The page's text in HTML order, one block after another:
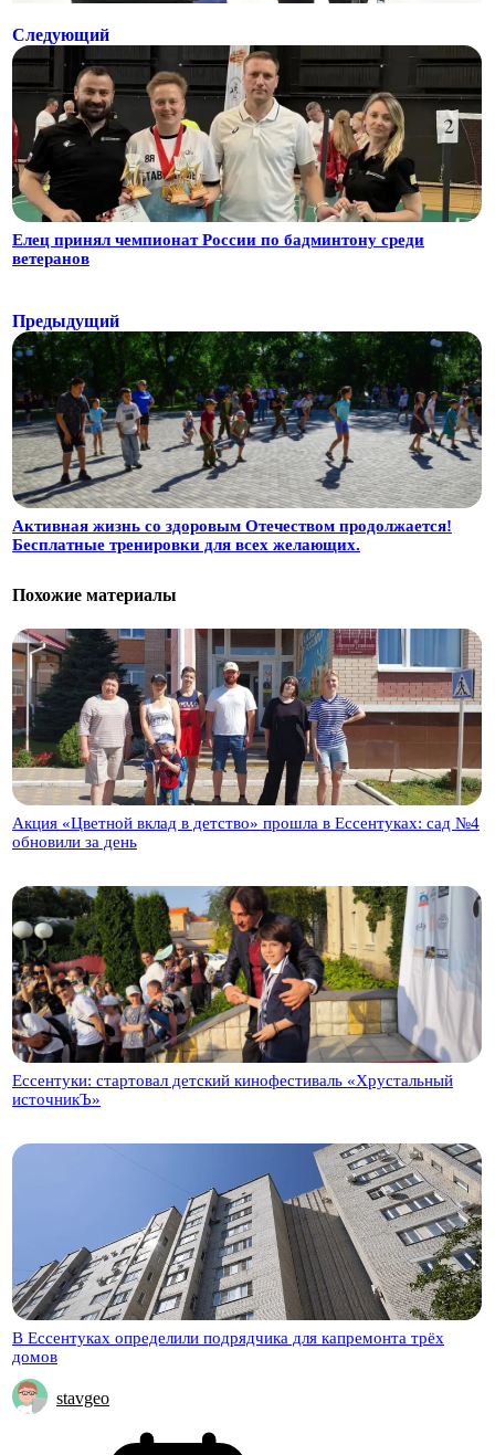
Следующий
Елец принял чемпионат России по бадминтону среди
ветеранов
Предыдущий
Активная жизнь со здоровым Отечеством продолжается!
Бесплатные тренировки для всех желающих.
Похожие материалы
Акция «Цветной вклад в детство» прошла в Ессентуках: сад №4
обновили за день
Ессентуки: стартовал детский кинофестиваль «Хрустальный
источникЪ»
В Ессентуках определили подрядчика для капремонта трёх
домов
stavgeo